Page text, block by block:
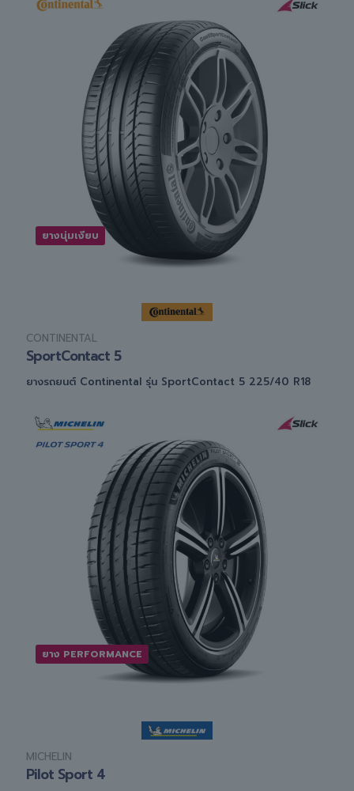
ยางนุ่มเงียบ
CONTINENTAL
SportContact 5
ยางรถยนต์ Continental รุ่น SportContact 5 225/40 R18
ยาง PERFORMANCE
MICHELIN
Pilot Sport 4